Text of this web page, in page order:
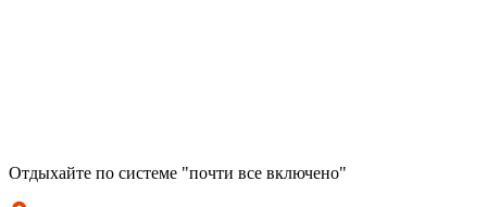
Отдыхайте по системе "почти все включено"